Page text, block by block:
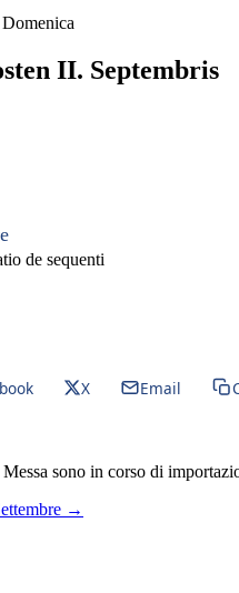
II. Septembris
de sequenti
X Email
sono in corso di
→